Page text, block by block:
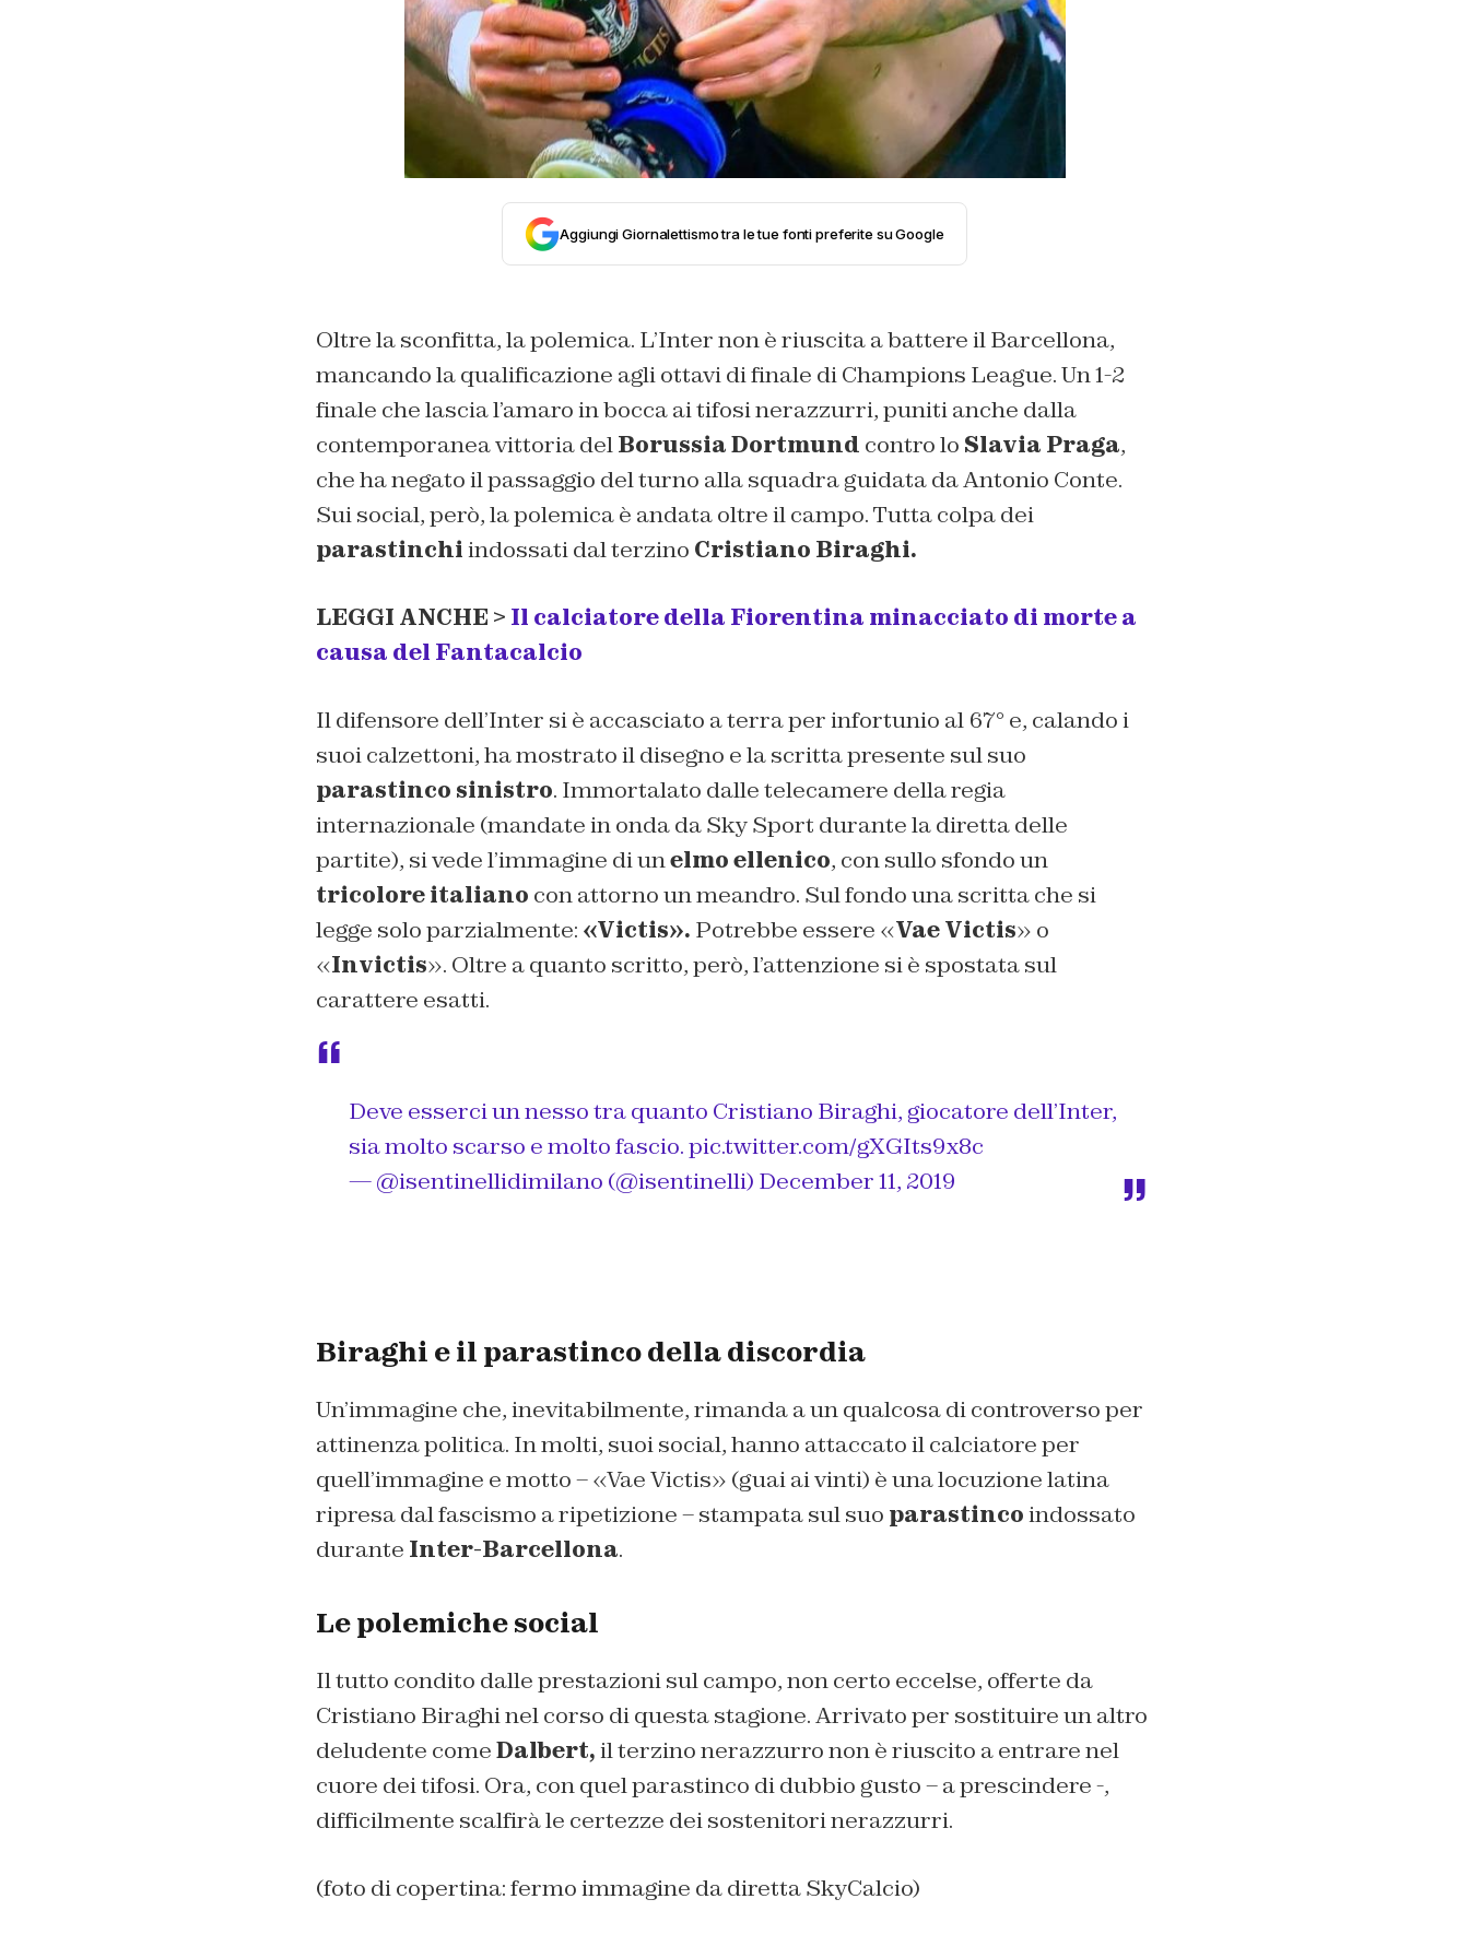
Aggiungi Giornalettismo tra le tue fonti preferite su Google
Oltre la sconfitta, la polemica. L’Inter non è riuscita a battere il Barcellona,
mancando la qualificazione agli ottavi di finale di Champions League. Un 1-2
finale che lascia l’amaro in bocca ai tifosi nerazzurri, puniti anche dalla
contemporanea vittoria delBorussia Dortmund contro lo Slavia Praga,
che ha negato il passaggio del turno alla squadra guidata da Antonio Conte.
Sui social, però, la polemica è andata oltre il campo. Tutta colpa dei
parastinchiindossati dal terzino Cristiano Biraghi.
LEGGI ANCHE > Il calciatore della Fiorentina minacciato di morte a
causa del Fantacalcio
Il difensore dell’Inter si è accasciato a terra per infortunio al 67° e, calando i
suoi calzettoni, ha mostrato il disegno e la scritta presente sul suo
parastinco sinistro. Immortalato dalle telecamere della regia
internazionale (mandate in onda da Sky Sport durante la diretta delle
partite), si vede l’immagine di unelmo ellenico, con sullo sfondo un
tricolore italiano con attorno un meandro. Sul fondo una scritta che si
legge solo parzialmente: «Victis». Potrebbe essere «Vae Victis» o
«Invictis». Oltre a quanto scritto, però, l’attenzione si è spostata sul
carattere esatti.
Deve esserci un nesso tra quanto Cristiano Biraghi, giocatore dell’Inter,
sia molto scarso e molto fascio.pic.twitter.com/gXGIts9x8c
— @isentinellidimilano (@isentinelli) December 11, 2019
Biraghi e il parastinco della discordia
Un’immagine che, inevitabilmente, rimanda a un qualcosa di controverso per
attinenza politica. In molti, suoi social, hanno attaccato il calciatore per
quell’immagine e motto – «Vae Victis» (guai ai vinti) è una locuzione latina
ripresa dal fascismo a ripetizione – stampata sul suo parastincoindossato
durante Inter-Barcellona.
Le polemiche social
Il tutto condito dalle prestazioni sul campo, non certo eccelse, offerte da
Cristiano Biraghi nel corso di questa stagione. Arrivato per sostituire un altro
deludente comeDalbert,il terzino nerazzurro non è riuscito a entrare nel
cuore dei tifosi. Ora, con quel parastinco di dubbio gusto – a prescindere -,
difficilmente scalfirà le certezze dei sostenitori nerazzurri.
(foto di copertina: fermo immagine da diretta SkyCalcio)